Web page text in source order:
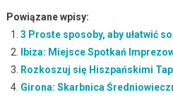
Powiązane wpisy:
3 Proste sposoby, aby ułatwić
Ibiza: Miejsce Spotkań
Rozkoszuj się Hiszpańskimi
Girona: Skarbnica